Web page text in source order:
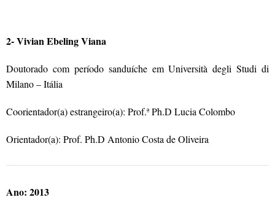
2- Vivian Ebeling Viana
Doutorado com período sanduíche em Università degli Studi di
Milano – Itália
Coorientador(a) estrangeiro(a): Prof.ª Ph.D Lucia Colombo
Orientador(a): Prof. Ph.D Antonio Costa de Oliveira
Ano: 2013